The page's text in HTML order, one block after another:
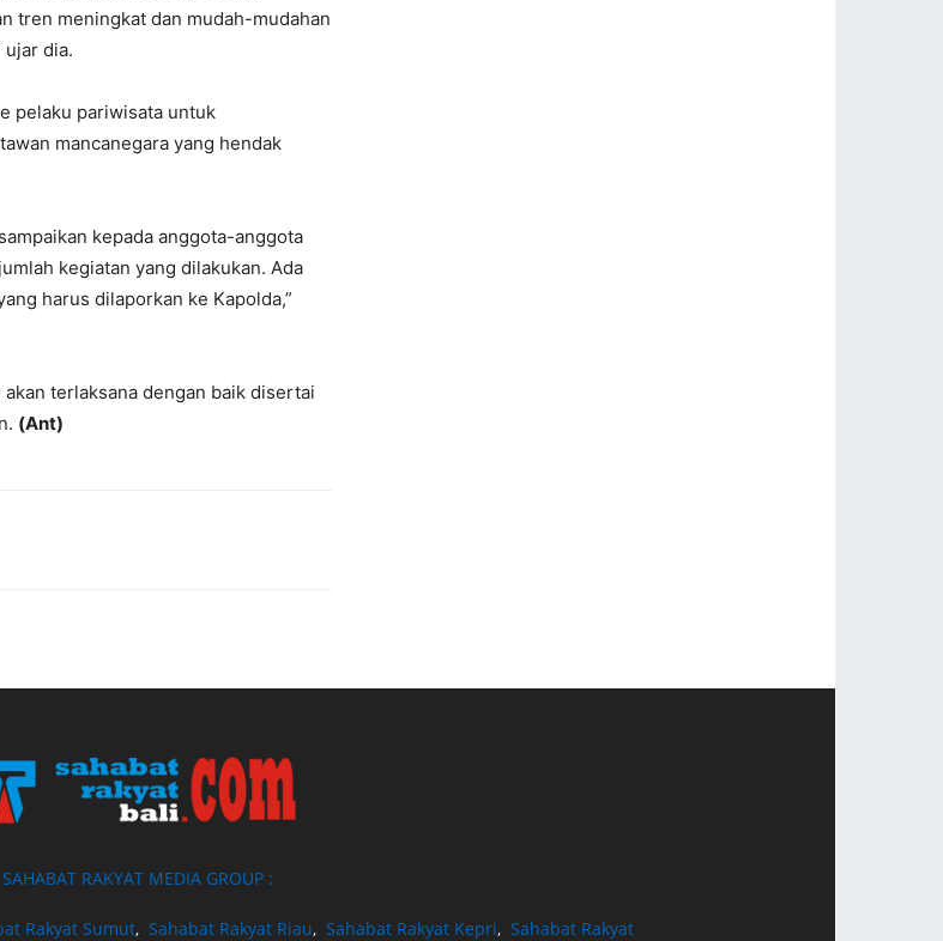
tren meningkat dan mudah-mudahan
ujar dia.
pelaku pariwisata untuk
mancanegara yang hendak
kepada anggota-anggota
kegiatan yang dilakukan. Ada
harus dilaporkan ke Kapolda,”
terlaksana dengan baik disertai
(Ant)
SAHABAT RAKYAT MEDIA GROUP :
Rakyat Sumut, Sahabat Rakyat Riau, Sahabat Rakyat Kepri, Sahabat Rakyat